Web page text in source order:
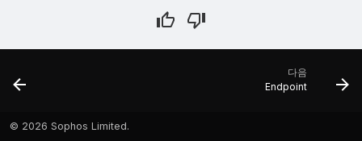
다음
Endpoint
© 2026 Sophos Limited.